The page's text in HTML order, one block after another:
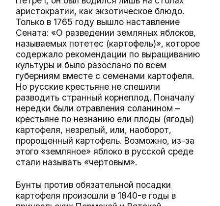
аристократии, как экзотическое блюдо.
Только в 1765 году вышло наставление
Сената: «О разведении земляных яблоков,
называемых потетес (картофель)», которое
содержало рекомендации по выращиванию
культуры и было разослано по всем
губерниям вместе с семенами картофеля.
Но русские крестьяне не спешили
разводить странный корнеплод. Поначалу
нередки были отравления соланином –
крестьяне по незнанию ели плоды (ягоды)
картофеля, незрелый, или, наоборот,
пророщенный картофель. Возможно, из-за
этого «земляное» яблоко в русской среде
стали называть «чертовым».
Бунты против обязательной посадки
картофеля произошли в 1840-е годы в